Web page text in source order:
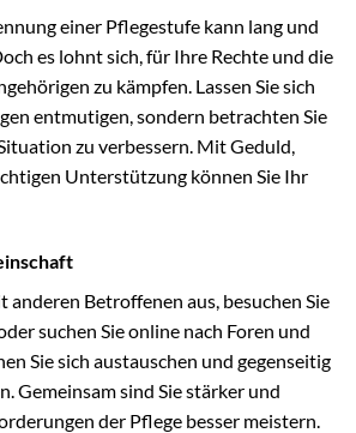
einer Pflegestufe kann lang und
es lohnt sich, für Ihre Rechte und die
zu kämpfen. Lassen Sie sich
entmutigen, sondern betrachten Sie
zu verbessern. Mit Geduld,
Unterstützung können Sie Ihr
anderen Betroffenen aus, besuchen Sie
suchen Sie online nach Foren und
Sie sich austauschen und gegenseitig
Gemeinsam sind Sie stärker und
der Pflege besser meistern.